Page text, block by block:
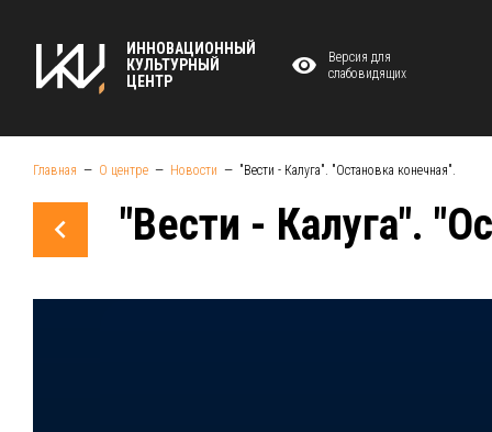
ИННОВАЦИОННЫЙ
КУЛЬТУРНЫЙ
ЦЕНТР
Версия для
слабовидящих
Главная О центре Новости "Вести - Калуга". "Остановка конечная".
"Вести - Калуга".